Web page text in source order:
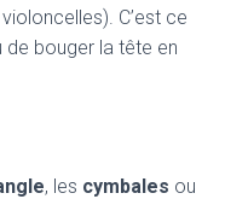
C’est ce
de bouger la tête en
, les cymbales ou